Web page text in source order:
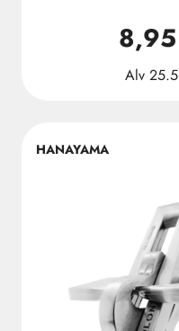
Alv
HANAYAMA